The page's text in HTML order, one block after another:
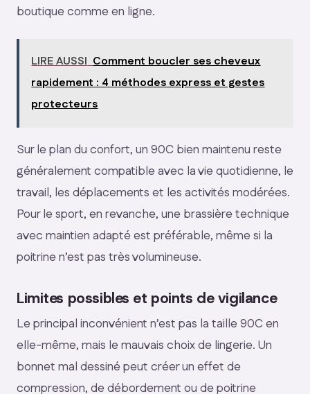
boutique comme en ligne.
LIRE AUSSI Comment boucler ses cheveux
rapidement : 4 méthodes express et gestes
protecteurs
Sur le plan du confort, un 90C bien maintenu reste
généralement compatible avec la vie quotidienne, le
travail, les déplacements et les activités modérées.
Pour le sport, en revanche, une brassière technique
avec maintien adapté est préférable, même si la
poitrine n’est pas très volumineuse.
Limites possibles et points de vigilance
Le principal inconvénient n’est pas la taille 90C en
elle-même, mais le mauvais choix de lingerie. Un
bonnet mal dessiné peut créer un effet de
compression, de débordement ou de poitrine